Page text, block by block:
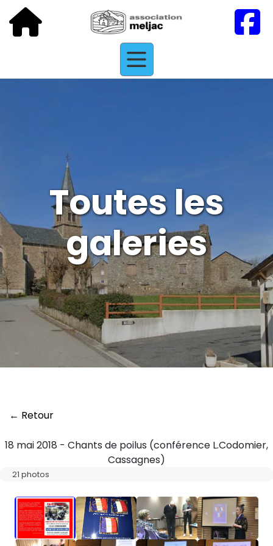
Toutes les
galeries
← Retour
18 mai 2018 - Chants de poilus (conférence L.Codomier,
Cassagnes)
21 photos